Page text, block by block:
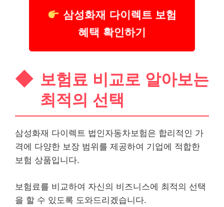
삼성화재 다이렉트 보험
혜택 확인하기
보험료 비교로 알아보는
최적의 선택
삼성화재 다이렉트 법인자동차보험은 합리적인 가
격에 다양한 보장 범위를 제공하여 기업에 적합한
보험 상품입니다.
보험료를 비교하여 자신의 비즈니스에 최적의 선택
을 할 수 있도록 도와드리겠습니다.